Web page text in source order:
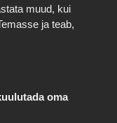
muud, kui
ja teab,
oma